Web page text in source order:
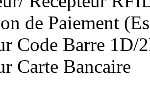
de Paiement
Code Barre 1D/
Carte Bancaire